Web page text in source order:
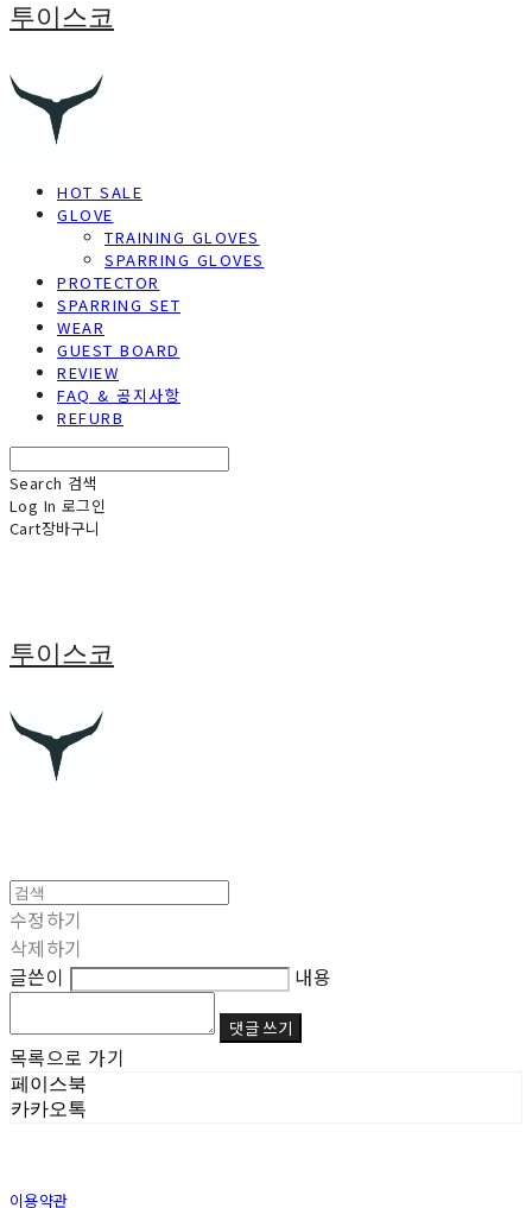
투이스코
HOT SALE
GLOVE
TRAINING GLOVES
SPARRING GLOVES
PROTECTOR
SPARRING SET
WEAR
GUEST BOARD
REVIEW
FAQ & 공지사항
REFURB
Search 검색
Log In 로그인
Cart장바구니
투이스코
수정하기
삭제하기
글쓴이
내용
댓글 쓰기
목록으로 가기
페이스북
카카오톡
이용약관